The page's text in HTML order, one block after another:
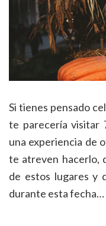
Si tienes pensado
te parecería visitar
una experiencia de
te atreven hacerlo,
de estos lugares y
durante esta fecha…